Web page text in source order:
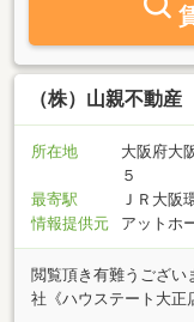
（株）山親不動産
所在地
大阪府大
５
最寄駅
ＪＲ大阪
情報提供元
アットホ
閲覧頂き有難うござい
社《ハウステート大正